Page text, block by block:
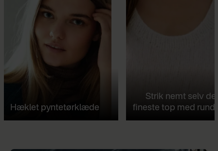
Hæklet pyntetørklæde
Strik nemt selv
fineste top med rund